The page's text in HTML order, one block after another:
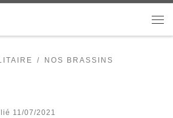
NOS BRASSINS
11/07/2021